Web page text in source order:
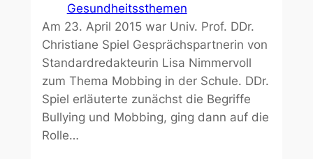
Gesundheitssthemen
Am 23. April 2015 war Univ. Prof. DDr.
Christiane Spiel Gesprächspartnerin von
Standardredakteurin Lisa Nimmervoll
zum Thema Mobbing in der Schule. DDr.
Spiel erläuterte zunächst die Begriffe
Bullying und Mobbing, ging dann auf die
Rolle…